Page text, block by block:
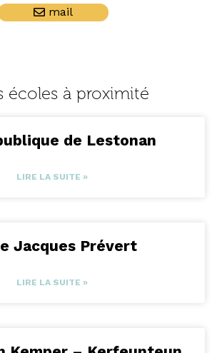
mail
écoles à proximité
de Lestonan
LIRE LA SUITE »
Jacques Prévert
LIRE LA SUITE »